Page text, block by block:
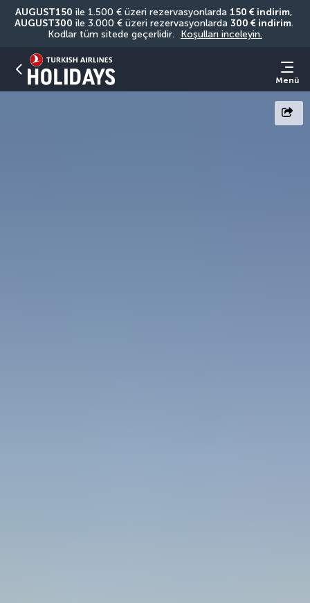
AUGUST150 ile 1.500 € üzeri rezervasyonlarda 150 € indirim
AUGUST300 ile 3.000 € üzeri rezervasyonlarda 300 € indirim.
Kodlar tüm sitede geçerlidir.
Koşulları inceleyin.
Menü